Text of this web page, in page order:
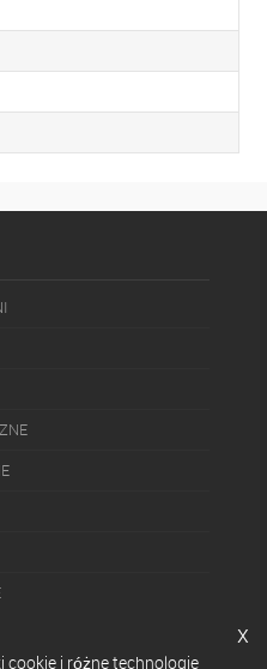
x
cookie i różne technologie